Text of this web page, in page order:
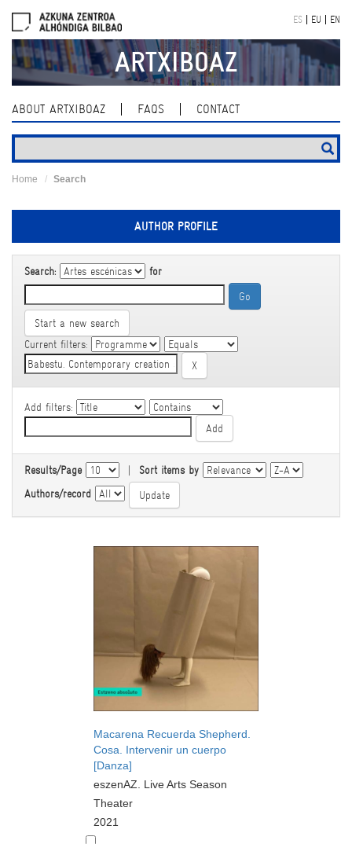
navigation
ES EU EN
ARTXIBOAZ
ABOUT ARTXIBOAZ FAQS CONTACT
Home Search
AUTHOR PROFILE
Search: for
Start a new search
Current filters:
Add filters:
Results/Page | Sort items by
Authors/record
Macarena Recuerda Shepherd.
Cosa. Intervenir un cuerpo
[Danza]
eszenAZ. Live Arts Season
Theater
2021